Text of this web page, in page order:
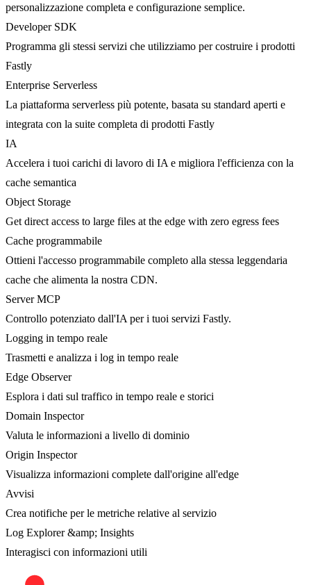
personalizzazione completa e configurazione semplice.
Developer SDK
Programma gli stessi servizi che utilizziamo per costruire i prodotti
Fastly
Enterprise Serverless
La piattaforma serverless più potente, basata su standard aperti e
integrata con la suite completa di prodotti Fastly
IA
Accelera i tuoi carichi di lavoro di IA e migliora l'efficienza con la
cache semantica
Object Storage
Get direct access to large files at the edge with zero egress fees
Cache programmabile
Ottieni l'accesso programmabile completo alla stessa leggendaria
cache che alimenta la nostra CDN.
Server MCP
Controllo potenziato dall'IA per i tuoi servizi Fastly.
Logging in tempo reale
Trasmetti e analizza i log in tempo reale
Edge Observer
Esplora i dati sul traffico in tempo reale e storici
Domain Inspector
Valuta le informazioni a livello di dominio
Origin Inspector
Visualizza informazioni complete dall'origine all'edge
Avvisi
Crea notifiche per le metriche relative al servizio
Log Explorer &amp; Insights
Interagisci con informazioni utili